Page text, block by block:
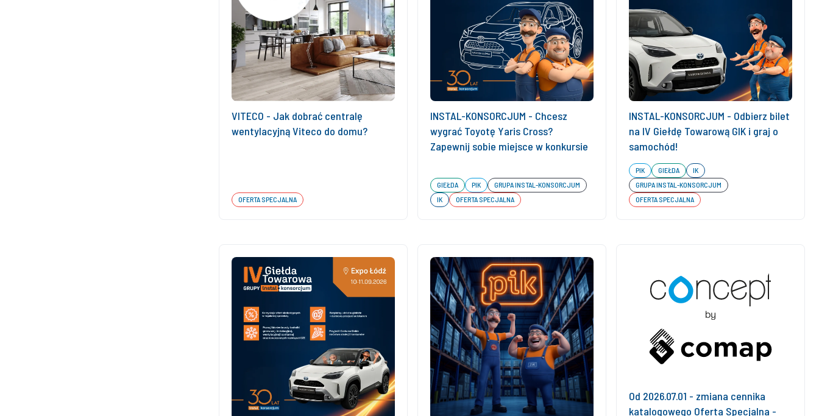
VITECO - Jak dobrać centralę
wentylacyjną Viteco do domu?
OFERTA SPECJALNA
INSTAL-KONSORCJUM - Chcesz
wygrać Toyotę Yaris Cross?
Zapewnij sobie miejsce w konkursie
GIEŁDA PIK
GRUPA INSTAL-KONSORCJUM
IK
OFERTA SPECJALNA
INSTAL-KONSORCJUM - Odbierz bilet
na IV Giełdę Towarową GIK i graj o
samochód!
PIK GIEŁDA
IK
GRUPA INSTAL-KONSORCJUM
OFERTA SPECJALNA
Od 2026.07.01 - zmiana cennika
katalogowego Oferta Specjalna -